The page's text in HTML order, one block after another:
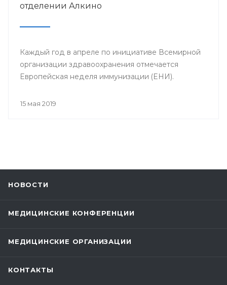
отделении Алкино
Каждый год в апреле по инициативе Всемирной
организации здравоохранения отмечается
Европейская неделя иммунизации (ЕНИ).
15 мая 2019
НОВОСТИ
МЕДИЦИНСКИЕ КОНФЕРЕНЦИИ
МЕДИЦИНСКИЕ ОРГАНИЗАЦИИ
КОНТАКТЫ